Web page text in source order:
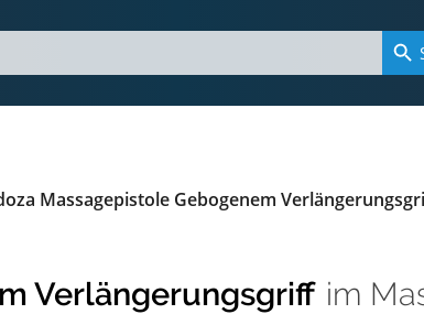
Massagepistole Gebogenem
Verlängerungsgriff im